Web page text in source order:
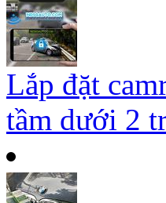
Lắp đặt
tầm dưới 2